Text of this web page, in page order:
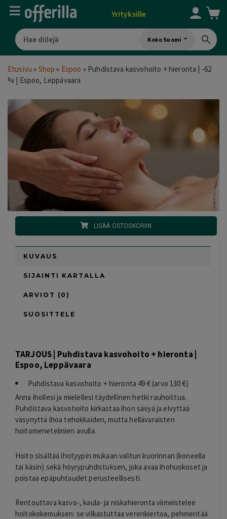
Yrityksille
Koko Suomi
Etusivu » Shop » Espoo » Puhdistava kasvohoito + hieronta | -62
% | Espoo, Leppävaara
LISÄÄ OSTOSKORIIN
KUVAUS
SIJAINTI KARTALLA
ARVIOT (0)
SUOSITTELE
TARJOUS | Puhdistava kasvohoito + hieronta |
Espoo, Leppävaara
Puhdistava kasvohoito + hieronta 49 € (arvo 130 €)
Anna ihollesi ja mielellesi täydellinen hetki rauhoittua.
Puhdistava kasvohoito kirkastaa ihon sävyä ja elvyttää
väsynyttä ihoa tehokkaiden, mutta hellävaraisten
hoitomenetelmien avulla.
Hoito sisältää ihotyypin mukaan valitun kuorinnan (koneella
tai käsin) sekä höyrypuhdistuksen, joka avaa ihohuokoset ja
poistaa epäpuhtaudet perusteellisesti.
Rentouttava kasvo-, kaula- ja niskahieronta viimeistelee
hoitokokemuksen: se vilkastuttaa verenkiertoa, pehmentää